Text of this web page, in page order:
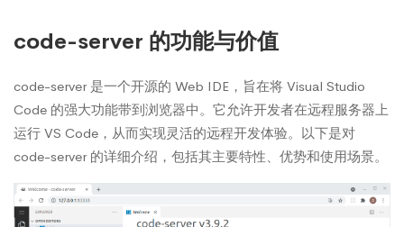
code-server 的功能与价值
code-server 是一个开源的 Web IDE，旨在将 Visual Studio
Code 的强大功能带到浏览器中。它允许开发者在远程服务器上
运行 VS Code，从而实现灵活的远程开发体验。以下是对
code-server 的详细介绍，包括其主要特性、优势和使用场景。